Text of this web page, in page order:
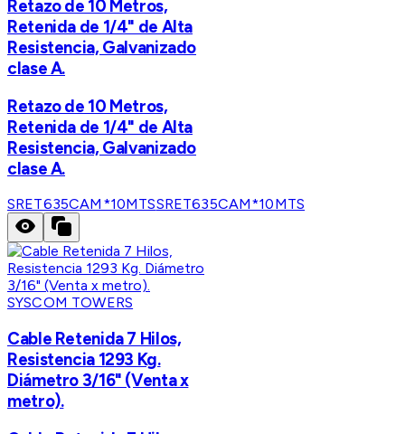
Retazo de 10 Metros,
Retenida de 1/4" de Alta
Resistencia, Galvanizado
clase A.
Retazo de 10 Metros,
Retenida de 1/4" de Alta
Resistencia, Galvanizado
clase A.
SRET635CAM*10MTSSRET635CAM*10MTS
SYSCOM TOWERS
Cable Retenida 7 Hilos,
Resistencia 1293 Kg.
Diámetro 3/16" (Venta x
metro).